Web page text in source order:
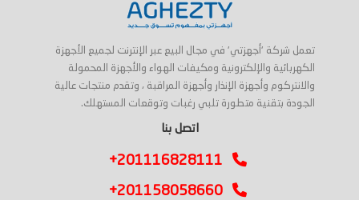
تعمل شركة 'أجهزتي' في مجال البيع عبر الإنترنت لجميع الأجهزة
الكهربائية والإلكترونية ومكيفات الهواء والأجهزة المحمولة
والانتركوم وأجهزة الإنذار وأجهزة المراقبة ، وتقدم منتجات عالية
الجودة بتقنية متطورة تلبي رغبات وتوقعات المستهلك.
اتصل بنا
+201116828111
+201158058660